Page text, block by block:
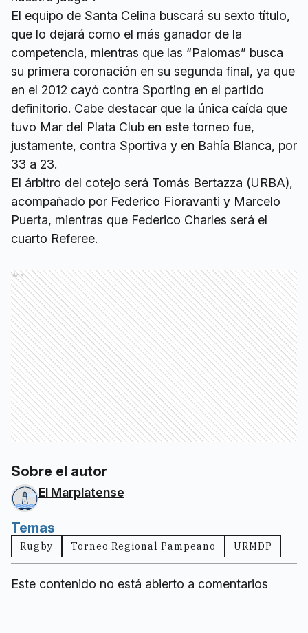
El equipo de Santa Celina buscará su sexto título,
que lo dejará como el más ganador de la
competencia, mientras que las “Palomas” busca
su primera coronación en su segunda final, ya que
en el 2012 cayó contra Sporting en el partido
definitorio. Cabe destacar que la única caída que
tuvo Mar del Plata Club en este torneo fue,
justamente, contra Sportiva y en Bahía Blanca, por
33 a 23.
El árbitro del cotejo será Tomás Bertazza (URBA),
acompañado por Federico Fioravanti y Marcelo
Puerta, mientras que Federico Charles será el
cuarto Referee.
Ads
Sobre el autor
El Marplatense
Temas
Rugby Torneo Regional Pampeano URMDP
Este contenido no está abierto a comentarios